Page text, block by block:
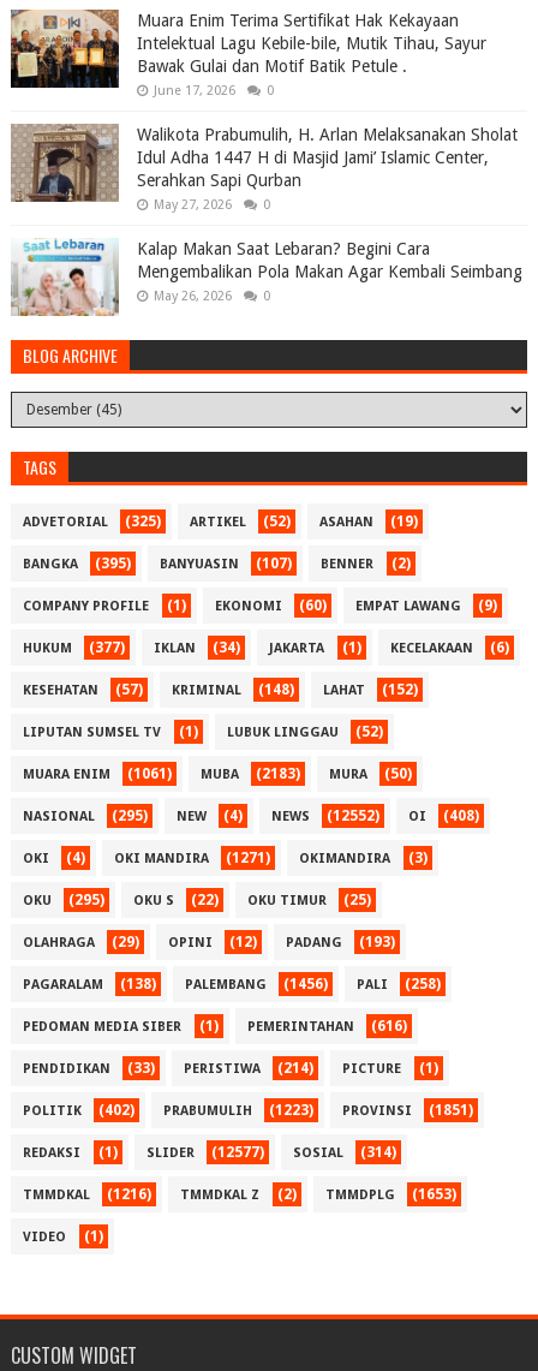
Muara Enim Terima Sertifikat Hak Kekayaan
Intelektual Lagu Kebile-bile, Mutik Tihau, Sayur
Bawak Gulai dan Motif Batik Petule .
June 17, 2026 0
Walikota Prabumulih, H. Arlan Melaksanakan Sholat
Idul Adha 1447 H di Masjid Jami’ Islamic Center,
Serahkan Sapi Qurban
May 27, 2026 0
Kalap Makan Saat Lebaran? Begini Cara
Mengembalikan Pola Makan Agar Kembali Seimbang
May 26, 2026 0
BLOG ARCHIVE
TAGS
ADVETORIAL (325) ARTIKEL (52) ASAHAN (19)
BANGKA (395) BANYUASIN (107) BENNER (2)
COMPANY PROFILE (1) EKONOMI (60) EMPAT LAWANG (9)
HUKUM (377) IKLAN (34) JAKARTA (1) KECELAKAAN (6)
KESEHATAN (57) KRIMINAL (148) LAHAT (152)
LIPUTAN SUMSEL TV (1) LUBUK LINGGAU (52)
MUARA ENIM (1061) MUBA (2183) MURA (50)
NASIONAL (295) NEW (4) NEWS (12552) OI (408)
OKI (4) OKI MANDIRA (1271) OKIMANDIRA (3)
OKU (295) OKU S (22) OKU TIMUR (25)
OLAHRAGA (29) OPINI (12) PADANG (193)
PAGARALAM (138) PALEMBANG (1456) PALI (258)
PEDOMAN MEDIA SIBER (1) PEMERINTAHAN (616)
PENDIDIKAN (33) PERISTIWA (214) PICTURE (1)
POLITIK (402) PRABUMULIH (1223) PROVINSI (1851)
REDAKSI (1) SLIDER (12577) SOSIAL (314)
TMMDKAL (1216) TMMDKAL Z (2) TMMDPLG (1653)
VIDEO (1)
CUSTOM WIDGET